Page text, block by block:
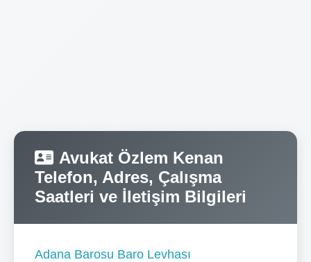
Avukat Özlem Kenan
Telefon, Adres, Çalışma
Saatleri ve İletişim Bilgileri
Adana Barosu Baro Levhası